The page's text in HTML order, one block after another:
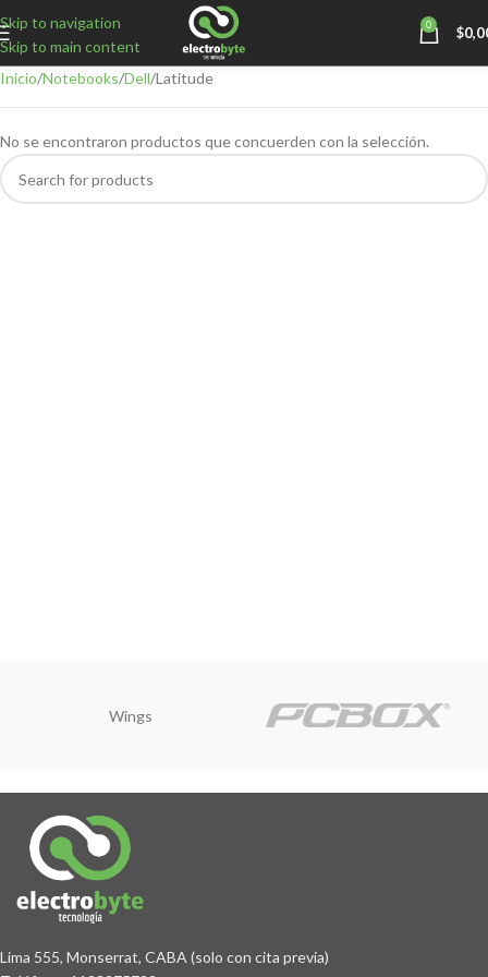
Skip to navigation
Skip to main content
0 $
Inicio Notebooks Dell Latitude
No se encontraron productos que concuerden con la selección.
Wings
Lima 555, Monserrat, CABA (solo con cita previa)